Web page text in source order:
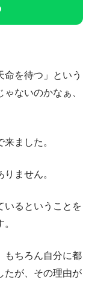
を待つ」という
ないのかなぁ、
ました。
ません。
いるということを
もちろん自分に都
たが、その理由が